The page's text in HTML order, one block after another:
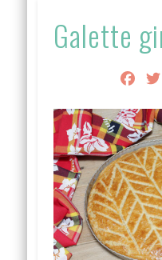
Galette